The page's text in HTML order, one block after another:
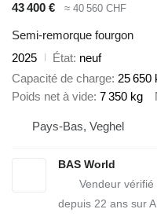
43 400 € ≈ 40 560 CHF
Semi-remorque fourgon
2025
État neuf
Capacité de charge 25 650
Poids net à vide 7 350 kg
Pays-Bas, Veghel
BAS World
depuis 22 ans sur